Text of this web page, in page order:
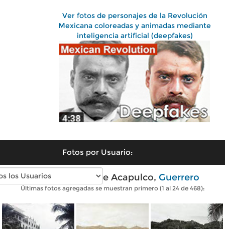
Ver fotos de personajes de la Revolución
Mexicana coloreadas y animadas mediante
inteligencia artificial (deepfakes)
Fotos por Usuario:
Fotos antiguas de Acapulco, Guerrero
Últimas fotos agregadas se muestran primero (1 al 24 de 468):